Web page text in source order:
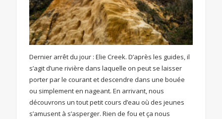
Dernier arrêt du jour : Elie Creek. D’après les guides, il
s’agit d’une rivière dans laquelle on peut se laisser
porter par le courant et descendre dans une bouée
ou simplement en nageant. En arrivant, nous
découvrons un tout petit cours d’eau où des jeunes
s’amusent à s’asperger. Rien de fou et ça nous